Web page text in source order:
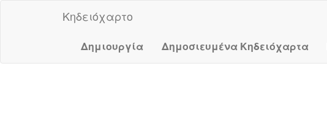
Κηδειόχαρτο
Δημιουργία Δημοσιευμένα Κηδειόχαρτα